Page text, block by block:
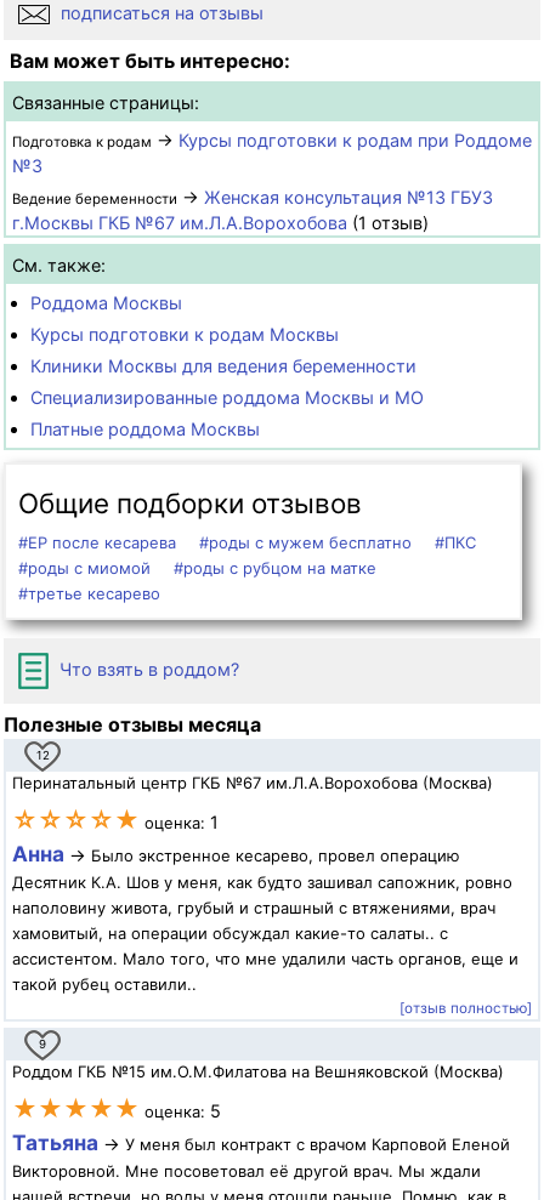
подписаться на отзывы
Вам может быть интересно:
Связанные страницы:
Подготовка к родам → Курсы подготовки к родам при Роддоме
№3
Ведение беременности → Женская консультация №13 ГБУЗ
г.Москвы ГКБ №67 им.Л.А.Ворохобова (1 отзыв)
См. также:
Роддома Москвы
Курсы подготовки к родам Москвы
Клиники Москвы для ведения беременности
Специализированные роддома Москвы и МО
Платные роддома Москвы
Общие подборки отзывов
#ЕР после кесарева #роды с мужем бесплатно
#ПКС
#роды с миомой
#роды с рубцом на матке
#третье кесарево
Что взять в роддом?
Полезные отзывы месяца
12
Перинатальный центр ГКБ №67 им.Л.А.Ворохобова (Москва)
☆☆☆☆★ оценка: 1
Анна → Было экстренное кесарево, провел операцию
Десятник К.А. Шов у меня, как будто зашивал сапожник, ровно
наполовину живота, грубый и страшный с втяжениями, врач
хамовитый, на операции обсуждал какие-то салаты.. с
ассистентом. Мало того, что мне удалили часть органов, еще и
такой рубец оставили..
[отзыв полностью]
9
Роддом ГКБ №15 им.О.М.Филатова на Вешняковской (Москва)
★★★★★ оценка: 5
Татьяна → У меня был контракт с врачом Карповой Еленой
Викторовной. Мне посоветовал её другой врач. Мы ждали